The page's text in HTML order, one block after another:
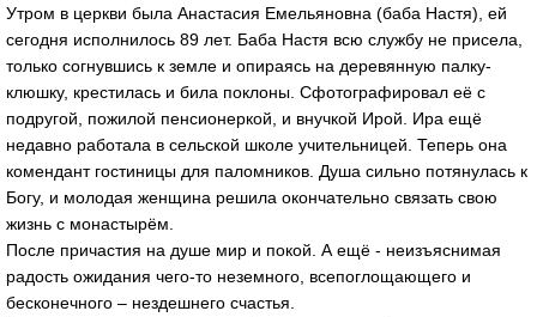
Утром в церкви была Анастасия Емельяновна (баба Настя), ей
сегодня исполнилось 89 лет. Баба Настя всю службу не присела,
только согнувшись к земле и опираясь на деревянную палку-
клюшку, крестилась и била поклоны. Сфотографировал её с
подругой, пожилой пенсионеркой, и внучкой Ирой. Ира ещё
недавно работала в сельской школе учительницей. Теперь она
комендант гостиницы для паломников. Душа сильно потянулась к
Богу, и молодая женщина решила окончательно связать свою
жизнь с монастырём.
После причастия на душе мир и покой. А ещё - неизъяснимая
радость ожидания чего-то неземного, всепоглощающего и
бесконечного – нездешнего счастья.